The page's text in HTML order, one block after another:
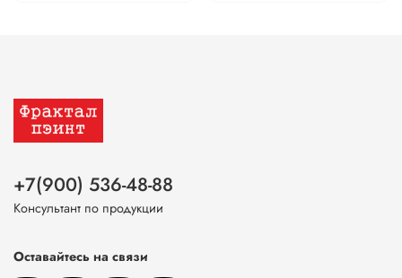
+7(900) 536-48-88
Консультант по продукции
Оставайтесь на связи